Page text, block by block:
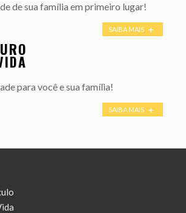
de sua família em primeiro lugar!
SAIBA MAIS
para você e sua família!
SAIBA MAIS